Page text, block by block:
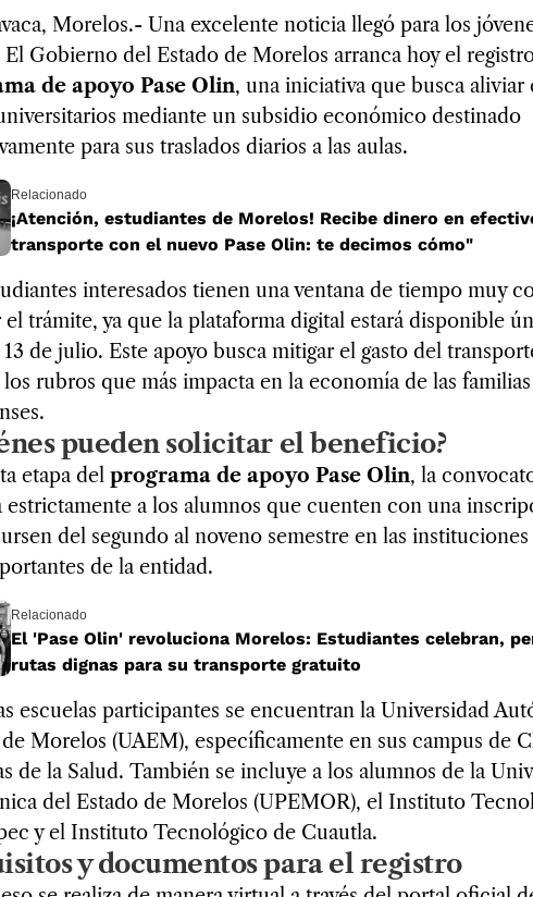
Morelos.- Una excelente noticia llegó para los
El Gobierno del Estado de Morelos arranca hoy el
de apoyo Pase Olin, una iniciativa que busca
mediante un subsidio económico destinado
para sus traslados diarios a las aulas.
Relacionado
¡Atención, estudiantes de Morelos! Recibe dinero en
transporte con el nuevo Pase Olin: te decimos cómo"
interesados tienen una ventana de tiempo muy
el trámite, ya que la plataforma digital estará disponible
13 de julio. Este apoyo busca mitigar el gasto del
rubros que más impacta en la economía de las familias
pueden solicitar el beneficio?
etapa del programa de apoyo Pase Olin, la
estrictamente a los alumnos que cuenten con una
del segundo al noveno semestre en las
de la entidad.
Relacionado
El 'Pase Olin' revoluciona Morelos: Estudiantes celebran,
rutas dignas para su transporte gratuito
escuelas participantes se encuentran la Universidad
Morelos (UAEM), específicamente en sus campus de
de la Salud. También se incluye a los alumnos de la
del Estado de Morelos (UPEMOR), el Instituto
y el Instituto Tecnológico de Cuautla.
y documentos para el registro